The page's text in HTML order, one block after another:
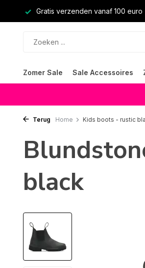
Gratis verzenden vanaf 100 euro
Zomer Sale Sale Accessoires
Terug Home Kids boots - rustic
black